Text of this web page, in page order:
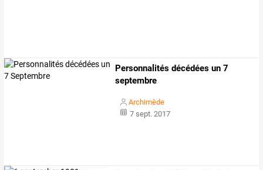
Personnalités décédées un 7
septembre
Archimède
7 sept. 2017